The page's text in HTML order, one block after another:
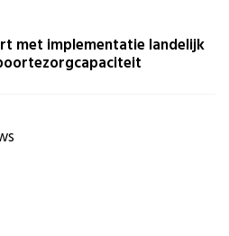
met implementatie landelijk